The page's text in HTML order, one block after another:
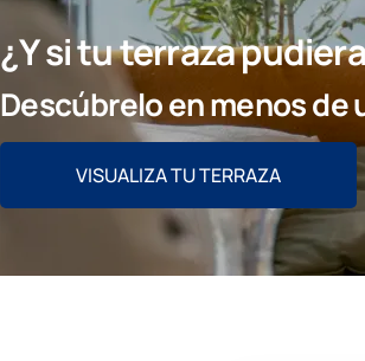
¿Y si tu terraza
Descúbrelo en menos de
VISUALIZA TU TERRAZA